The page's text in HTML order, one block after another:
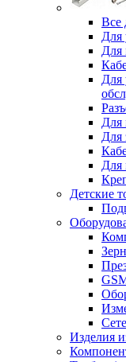
Все
Для
Для
Для
Для
Для
Для
Детские
Изделия